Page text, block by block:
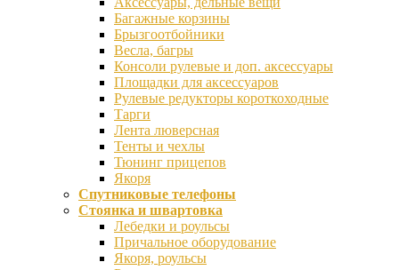
Багажные корзины
Брызгоотбойники
Весла, багры
Консоли рулевые и доп. аксессуары
Площадки для аксессуаров
Рулевые редукторы короткоходные
Тарги
Лента люверсная
Тенты и чехлы
Тюнинг прицепов
Якоря
Спутниковые телефоны
Стоянка и швартовка
Лебедки и роульсы
Причальное оборудование
Якоря, роульсы